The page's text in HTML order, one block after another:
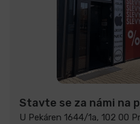
Stavte se za námi na
U Pekáren 1644/1a, 102 00